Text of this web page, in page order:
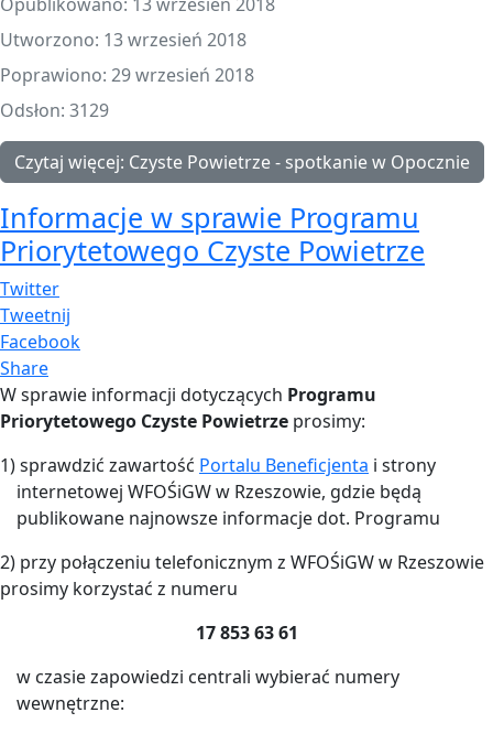
Utworzono: 13 wrzesień 2018
Poprawiono: 29 wrzesień 2018
Odsłon: 3129
Czytaj więcej: Czyste Powietrze - spotkanie w Opocznie
Informacje w sprawie Programu
Priorytetowego Czyste Powietrze
Twitter
Tweetnij
Facebook
Share
W sprawie informacji dotyczących Programu
Priorytetowego Czyste Powietrze prosimy:
1) sprawdzić zawartość Portalu Beneficjenta i strony
internetowej WFOŚiGW w Rzeszowie, gdzie będą
publikowane najnowsze informacje dot. Programu
2) przy połączeniu telefonicznym z WFOŚiGW w Rzeszowie
prosimy korzystać z numeru
17 853 63 61
w czasie zapowiedzi centrali wybierać numery
wewnętrzne: